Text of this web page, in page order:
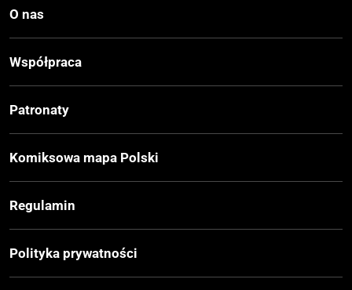
I
Druk
Miękka
Format
Liczba Stron
O nas
Współpraca
Patronaty
Komiksowa mapa Polski
Regulamin
Polityka prywatności